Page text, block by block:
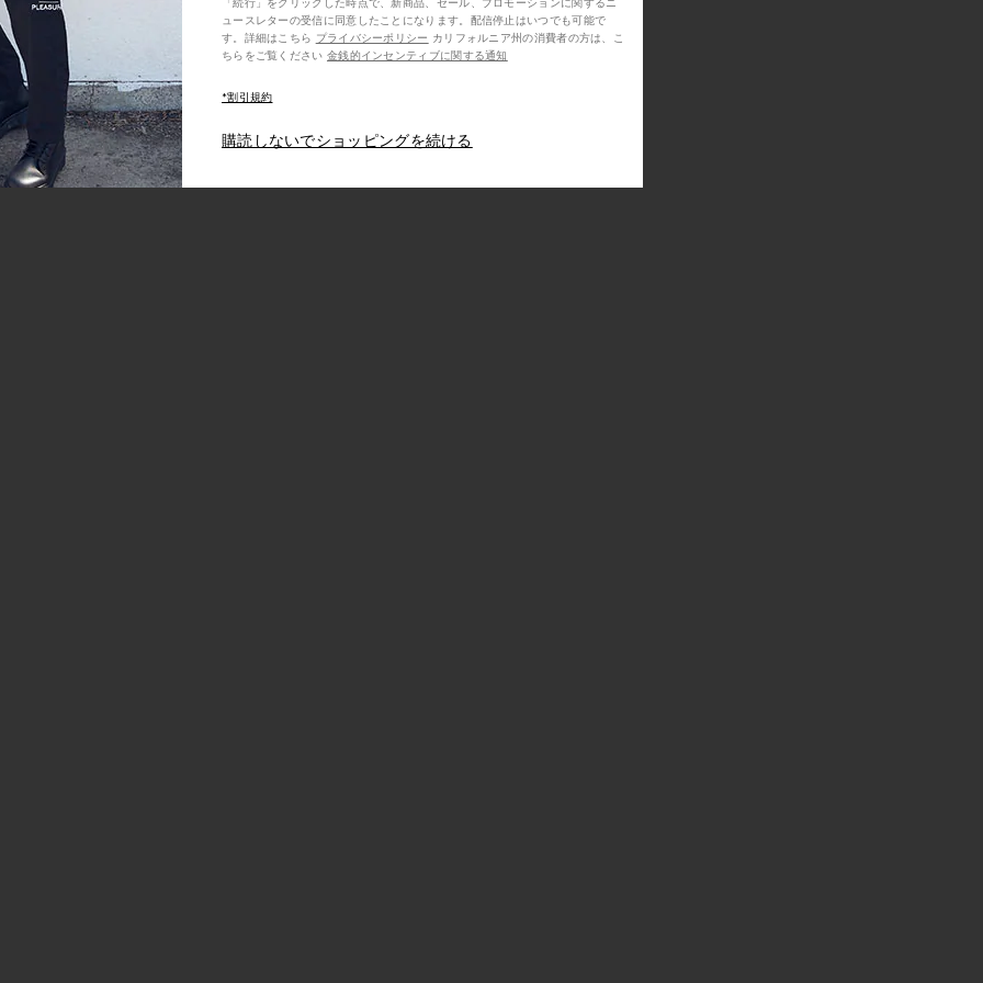
ュースレターの受信に同意したことになります。配信停止はいつでも可能で
す。詳細はこちら プライバシーポリシー
ちらをご覧ください 金銭的インセンティブに関する通知
*割引規約
購読しないでショッピングを続ける